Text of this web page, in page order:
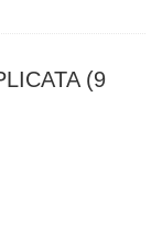
(9